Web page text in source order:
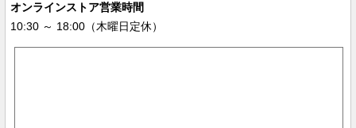
オンラインストア営業時間
10:30 ～ 18:00（木曜日定休）